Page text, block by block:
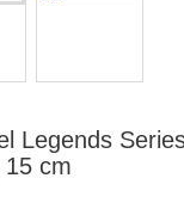
Legends
15 cm